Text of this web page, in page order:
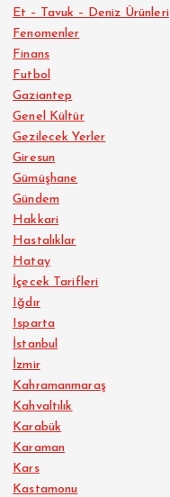
Et – Tavuk – Deniz Ürünleri
Fenomenler
Finans
Futbol
Gaziantep
Genel Kültür
Gezilecek Yerler
Giresun
Gümüşhane
Gündem
Hakkari
Hastalıklar
Hatay
İçecek Tarifleri
Iğdır
Isparta
İstanbul
İzmir
Kahramanmaraş
Kahvaltılık
Karabük
Karaman
Kars
Kastamonu